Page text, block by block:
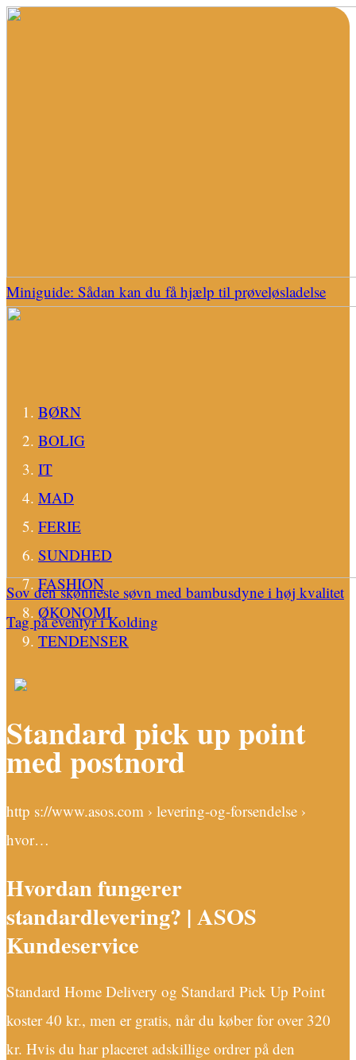
Miniguide: Sådan kan du få hjælp til prøveløsladelse
Sov den skønneste søvn med bambusdyne i høj kvalitet
Tag på eventyr i Kolding
BØRN
BOLIG
IT
MAD
FERIE
SUNDHED
FASHION
ØKONOMI
TENDENSER
Standard pick up point
med postnord
http s://www.asos.com › levering-og-forsendelse ›
hvor…
Hvordan fungerer
standardlevering? | ASOS
Kundeservice
Standard Home Delivery og Standard Pick Up Point
koster 40 kr., men er gratis, når du køber for over 320
kr. Hvis du har placeret adskillige ordrer på den